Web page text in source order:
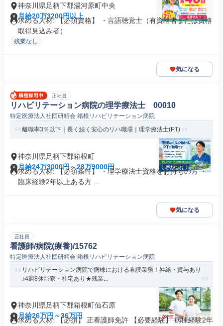
神奈川県足柄下郡湯河原町中央
月給20万3200円以上
求める人材: 【必須資格】 ・言語聴覚士（有資格者または資格
取得見込み者）
残業なし
気になる
正社員
リハビリテーション病院の理学療法士 00010
特定医療法人社団研精会 箱根リハビリテーション病院
離職率3％以下｜長く続く安心のリハ職場｜理学療法士(PT)
神奈川県足柄下郡箱根町
月給24万3000円～28万9000円
求める人材: 【必須条件】 ・理学療法士資格をお持ちの方 ・
臨床経験2年以上ある方 ...
気になる
正社員
看護師/病院(療養)/15762
特定医療法人社団研精会 箱根リハビリテーション病院
リハビリテーション病院で病棟における看護業務！昇給・賞与あり
♪4週8休◎寮・社宅あり★残業...
神奈川県足柄下郡箱根町仙石原
月給26万円～36万円
求める人材: 【必須】 正看護師免許 【必要経験】 病棟経験2年